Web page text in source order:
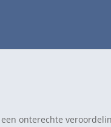
onterechte